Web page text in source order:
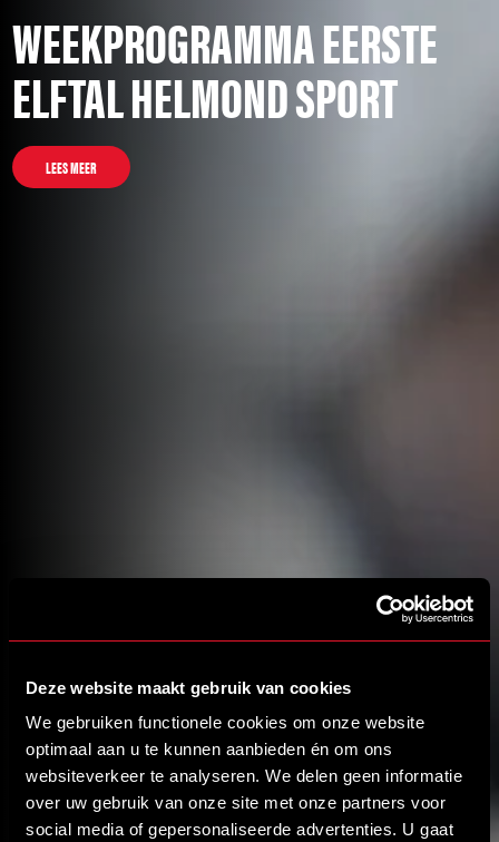
Deze website maakt gebruik van cookies
We gebruiken functionele cookies om onze website
optimaal aan u te kunnen aanbieden én om ons
websiteverkeer te analyseren. We delen geen informatie
over uw gebruik van onze site met onze partners voor
social media of gepersonaliseerde advertenties. U gaat
WEEKPROGRAMMA EERSTE
ELFTAL HELMOND SPORT
LEES MEER